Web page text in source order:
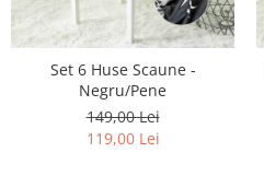
Set 6 Huse Scaune -
Negru/Pene
149,00 Lei
119,00 Lei